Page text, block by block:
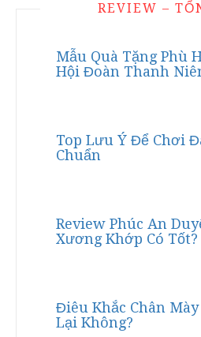
REVIEW –
Mẫu Quà Tặng Phù
Hội Đoàn Thanh
Top Lưu Ý Để Chơi
Chuẩn
Review Phúc An
Xương Khớp Có Tốt?
Điêu Khắc Chân Mày
Lại Không?